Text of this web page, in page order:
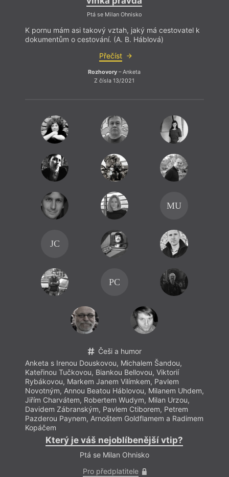
Ptá se Milan Ohnisko
K pornu mám asi takový vztah, jaký má cestovatel k
dokumentům o cestování. (A. B. Háblová)
Přečíst
Rozhovory – Anketa
Z čísla 13/2021
MU
JC
PC
Češi a humor
Anketa s Irenou Douskovou, Michalem Šandou,
Kateřinou Tučkovou, Biankou Bellovou, Viktorií
Rybákovou, Markem Janem Vilímkem, Pavlem
Novotným, Annou Beatou Háblovou, Milanem Uhdem,
Jiřím Charvátem, Robertem Wudym, Milan Urzou,
Davidem Zábranským, Pavlem Ctiborem, Petrem
Pazderou Paynem, Arnoštem Goldflamem a Radimem
Kopáčem
Který je váš nejoblíbenější vtip?
Ptá se Milan Ohnisko
Pro předplatitele